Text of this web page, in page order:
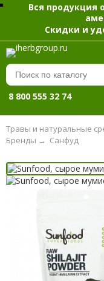
Вся продукция
Скидки и
8 800 555 32 74
Травы и натуральные
Санфуд
Бренды →